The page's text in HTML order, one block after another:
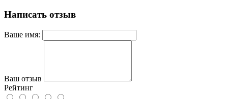
Написать отзыв
Ваше имя:
Ваш отзыв
Рейтинг